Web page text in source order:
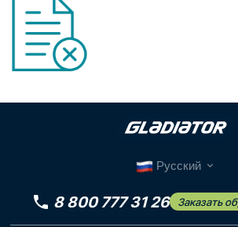
Русский
8 800 777 31 26 Заказать